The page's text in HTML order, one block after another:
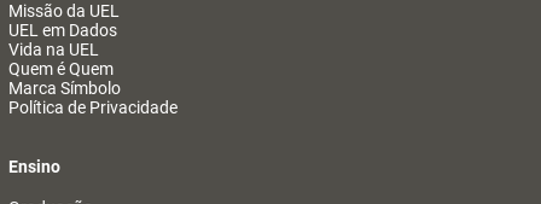
Missão da UEL
UEL em Dados
Vida na UEL
Quem é Quem
Marca Símbolo
Política de Privacidade
Ensino